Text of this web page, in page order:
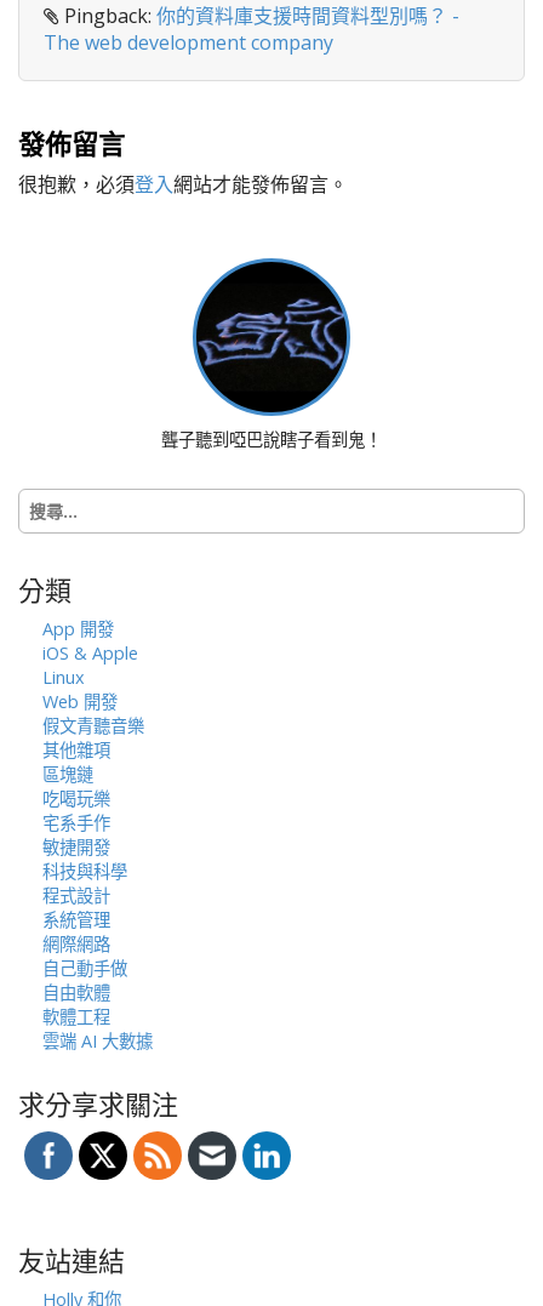
a
i
o
n
Pingback: 你的資料庫支援時間資料型別嗎？ -
The web development company
發佈留言
很抱歉，必須登入網站才能發佈留言。
聾子聽到啞巴說瞎子看到鬼！
搜
尋
字:
分類
App 開發
iOS & Apple
Linux
Web 開發
假文青聽音樂
其他雜項
區塊鏈
吃喝玩樂
宅系手作
敏捷開發
科技與科學
程式設計
系統管理
網際網路
自己動手做
自由軟體
軟體工程
雲端 AI 大數據
求分享求關注
友站連結
Holly 和你